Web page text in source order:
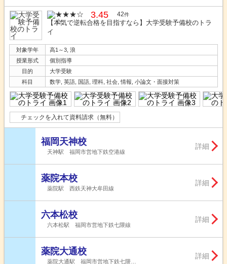
3.45 42件
【本気で逆転合格を目指すなら】大学受験予備校のトラ
イ
対象学年
高1～3, 浪
授業形式
個別指導
目的
大学受験
科目
数学, 英語, 国語, 理科, 社会, 情報, 小論文・面接対策
チェックを入れて資料請求（無料）
福岡天神校
天神駅 福岡市営地下鉄空港線
詳細
薬院本校
薬院駅 西鉄天神大牟田線
詳細
六本松校
六本松駅 福岡市営地下鉄七隈線
詳細
薬院大通校
薬院大通駅 福岡市営地下鉄七隈…
詳細